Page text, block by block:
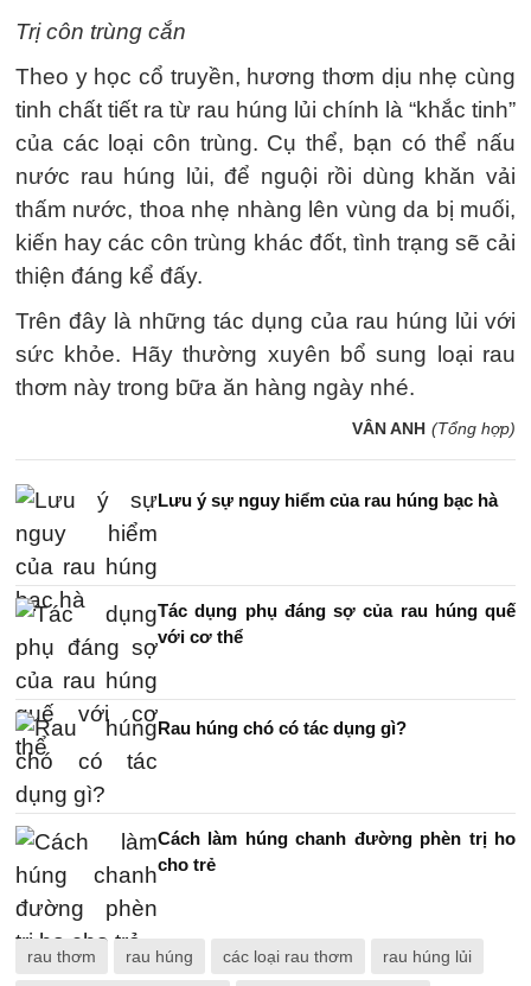
Trị côn trùng cắn
Theo y học cổ truyền, hương thơm dịu nhẹ cùng
tinh chất tiết ra từ rau húng lủi chính là “khắc tinh”
của các loại côn trùng. Cụ thể, bạn có thể nấu
nước rau húng lủi, để nguội rồi dùng khăn vải
thấm nước, thoa nhẹ nhàng lên vùng da bị muối,
kiến hay các côn trùng khác đốt, tình trạng sẽ cải
thiện đáng kể đấy.
Trên đây là những tác dụng của rau húng lủi với
sức khỏe. Hãy thường xuyên bổ sung loại rau
thơm này trong bữa ăn hàng ngày nhé.
VÂN ANH (Tổng hợp)
Lưu ý sự nguy hiểm của rau húng bạc hà
Tác dụng phụ đáng sợ của rau húng quế
với cơ thể
Rau húng chó có tác dụng gì?
Cách làm húng chanh đường phèn trị ho
cho trẻ
rau thơm rau húng các loại rau thơm rau húng lủi